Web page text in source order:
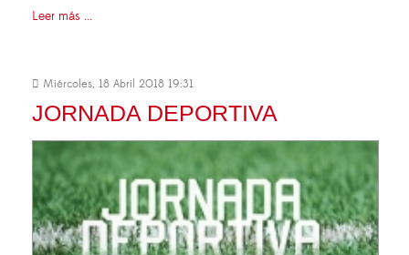
Leer más ...
Miércoles, 18 Abril 2018 19:31
JORNADA DEPORTIVA